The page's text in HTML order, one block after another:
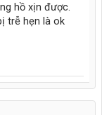
hồ xịn được.
trễ hẹn là ok